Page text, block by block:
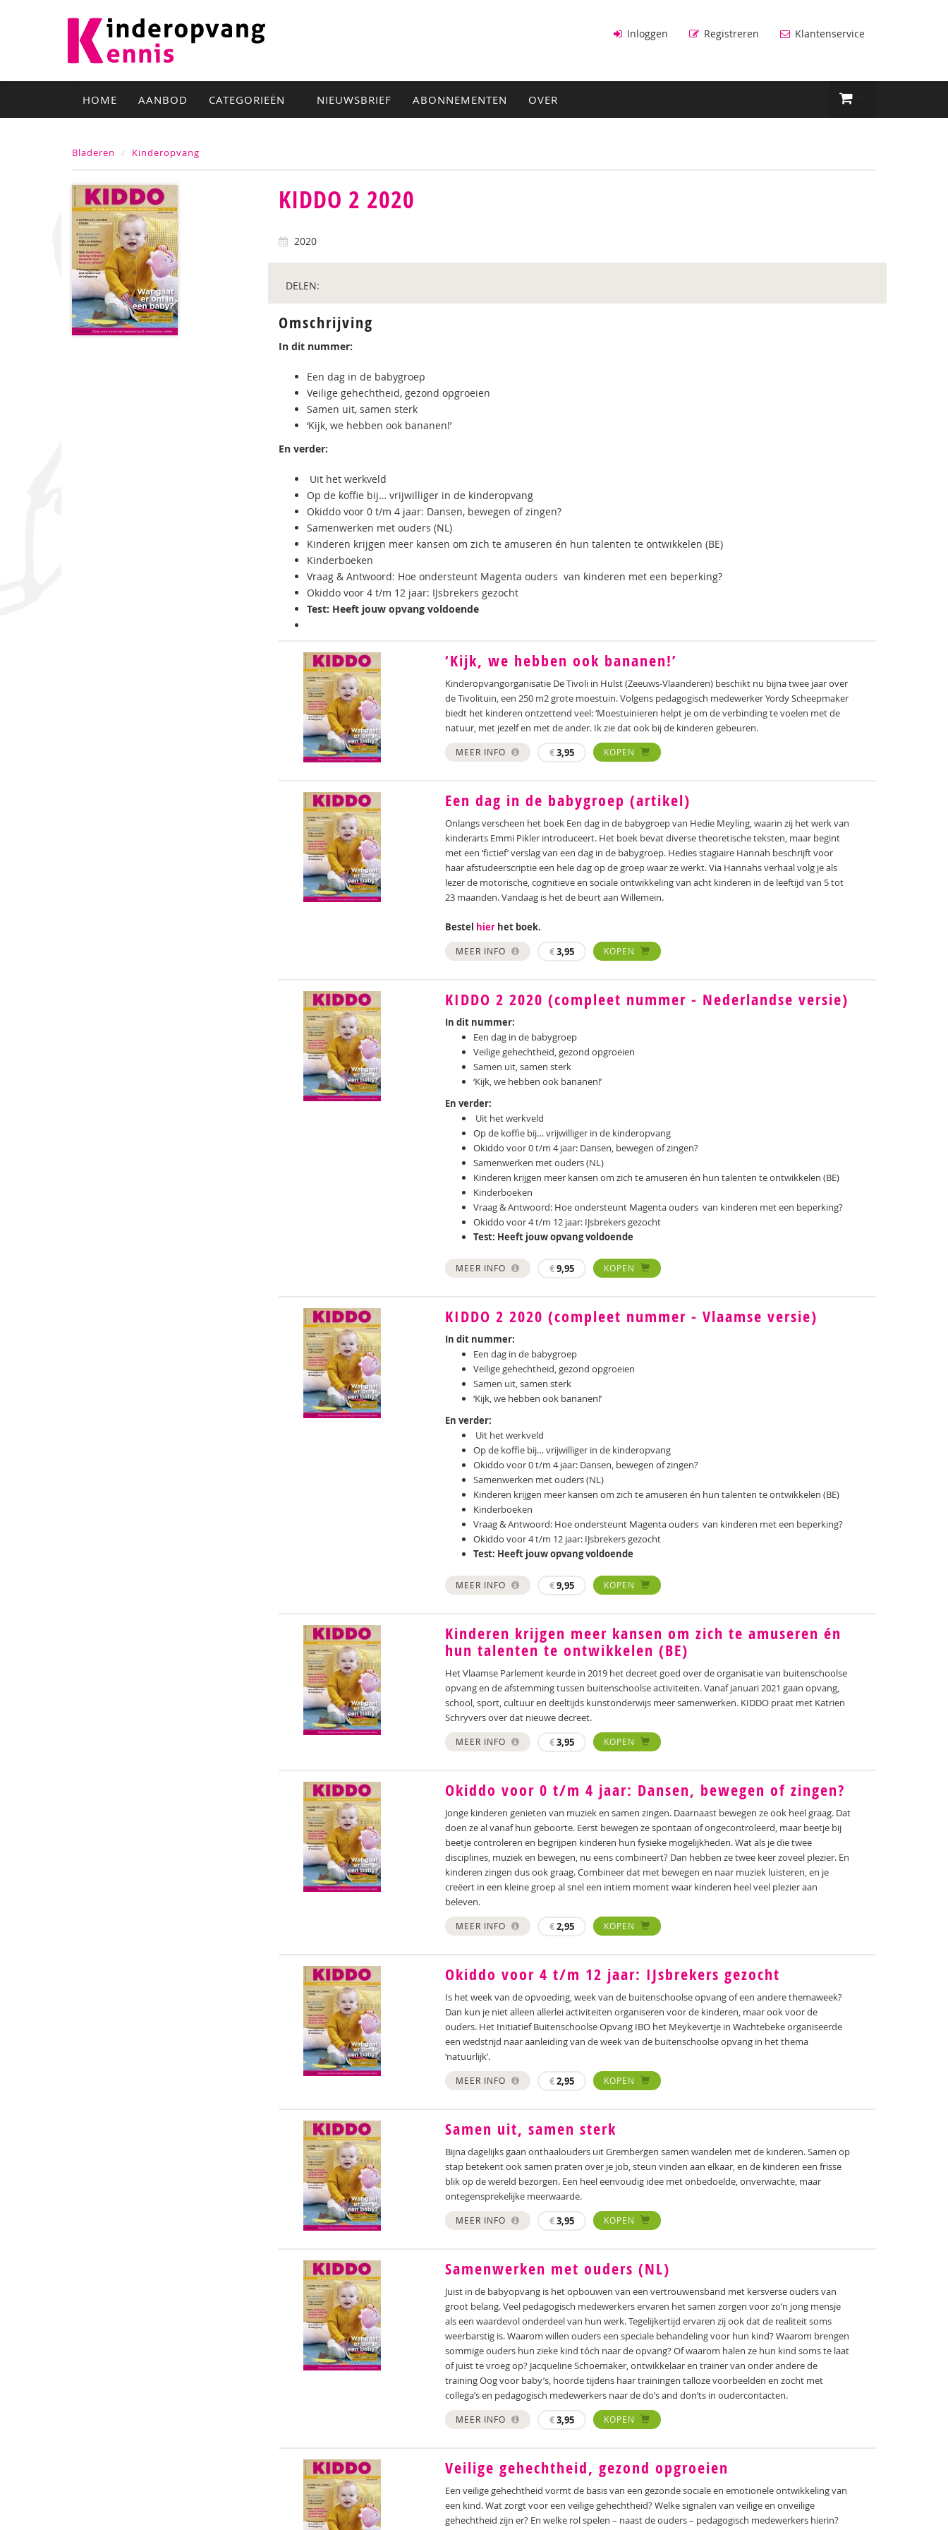
Inloggen Registreren Klantenservice
HOME AANBOD CATEGORIEËN NIEUWSBRIEF ABONNEMENTEN OVER
Bladeren Kinderopvang
KIDDO 2 2020
2020
DELEN:
Omschrijving
In dit nummer:
Een dag in de babygroep
Veilige gehechtheid, gezond opgroeien
Samen uit, samen sterk
‘Kijk, we hebben ook bananen!’
En verder:
Uit het werkveld
Op de koffie bij… vrijwilliger in de kinderopvang
Okiddo voor 0 t/m 4 jaar: Dansen, bewegen of zingen?
Samenwerken met ouders (NL)
Kinderen krijgen meer kansen om zich te amuseren én hun talenten te ontwikkelen (BE)
Kinderboeken
Vraag & Antwoord: Hoe ondersteunt Magenta ouders van kinderen met een beperking?
Okiddo voor 4 t/m 12 jaar: IJsbrekers gezocht
Test: Heeft jouw opvang voldoende
‘Kijk, we hebben ook bananen!’
Kinderopvangorganisatie De Tivoli in Hulst (Zeeuws-Vlaanderen) beschikt nu bijna twee jaar over
de Tivolituin, een 250 m2 grote moestuin. Volgens pedagogisch medewerker Yordy Scheepmaker
biedt het kinderen ontzettend veel: ‘Moestuinieren helpt je om de verbinding te voelen met de
natuur, met jezelf en met de ander. Ik zie dat ook bij de kinderen gebeuren.
MEER INFO €3,95 KOPEN
Een dag in de babygroep (artikel)
Onlangs verscheen het boek Een dag in de babygroep van Hedie Meyling, waarin zij het werk van
kinderarts Emmi Pikler introduceert. Het boek bevat diverse theoretische teksten, maar begint
met een ‘fictief’ verslag van een dag in de babygroep. Hedies stagiaire Hannah beschrijft voor
haar afstudeerscriptie een hele dag op de groep waar ze werkt. Via Hannahs verhaal volg je als
lezer de motorische, cognitieve en sociale ontwikkeling van acht kinderen in de leeftijd van 5 tot
23 maanden. Vandaag is het de beurt aan Willemein.
Bestel hier het boek.
MEER INFO €3,95 KOPEN
KIDDO 2 2020 (compleet nummer - Nederlandse versie)
In dit nummer:
Een dag in de babygroep
Veilige gehechtheid, gezond opgroeien
Samen uit, samen sterk
‘Kijk, we hebben ook bananen!’
En verder:
Uit het werkveld
Op de koffie bij… vrijwilliger in de kinderopvang
Okiddo voor 0 t/m 4 jaar: Dansen, bewegen of zingen?
Samenwerken met ouders (NL)
Kinderen krijgen meer kansen om zich te amuseren én hun talenten te ontwikkelen (BE)
Kinderboeken
Vraag & Antwoord: Hoe ondersteunt Magenta ouders van kinderen met een beperking?
Okiddo voor 4 t/m 12 jaar: IJsbrekers gezocht
Test: Heeft jouw opvang voldoende
MEER INFO €9,95 KOPEN
KIDDO 2 2020 (compleet nummer - Vlaamse versie)
In dit nummer:
Een dag in de babygroep
Veilige gehechtheid, gezond opgroeien
Samen uit, samen sterk
‘Kijk, we hebben ook bananen!’
En verder:
Uit het werkveld
Op de koffie bij… vrijwilliger in de kinderopvang
Okiddo voor 0 t/m 4 jaar: Dansen, bewegen of zingen?
Samenwerken met ouders (NL)
Kinderen krijgen meer kansen om zich te amuseren én hun talenten te ontwikkelen (BE)
Kinderboeken
Vraag & Antwoord: Hoe ondersteunt Magenta ouders van kinderen met een beperking?
Okiddo voor 4 t/m 12 jaar: IJsbrekers gezocht
Test: Heeft jouw opvang voldoende
MEER INFO €9,95 KOPEN
Kinderen krijgen meer kansen om zich te amuseren én
hun talenten te ontwikkelen (BE)
Het Vlaamse Parlement keurde in 2019 het decreet goed over de organisatie van buitenschoolse
opvang en de afstemming tussen buitenschoolse activiteiten. Vanaf januari 2021 gaan opvang,
school, sport, cultuur en deeltijds kunstonderwijs meer samenwerken. KIDDO praat met Katrien
Schryvers over dat nieuwe decreet.
MEER INFO €3,95 KOPEN
Okiddo voor 0 t/m 4 jaar: Dansen, bewegen of zingen?
Jonge kinderen genieten van muziek en samen zingen. Daarnaast bewegen ze ook heel graag. Dat
doen ze al vanaf hun geboorte. Eerst bewegen ze spontaan of ongecontroleerd, maar beetje bij
beetje controleren en begrijpen kinderen hun fysieke mogelijkheden. Wat als je die twee
disciplines, muziek en bewegen, nu eens combineert? Dan hebben ze twee keer zoveel plezier. En
kinderen zingen dus ook graag. Combineer dat met bewegen en naar muziek luisteren, en je
creëert in een kleine groep al snel een intiem moment waar kinderen heel veel plezier aan
beleven.
MEER INFO €2,95 KOPEN
Okiddo voor 4 t/m 12 jaar: IJsbrekers gezocht
Is het week van de opvoeding, week van de buitenschoolse opvang of een andere themaweek?
Dan kun je niet alleen allerlei activiteiten organiseren voor de kinderen, maar ook voor de
ouders. Het Initiatief Buitenschoolse Opvang IBO het Meykevertje in Wachtebeke organiseerde
een wedstrijd naar aanleiding van de week van de buitenschoolse opvang in het thema
‘natuurlijk’.
MEER INFO €2,95 KOPEN
Samen uit, samen sterk
Bijna dagelijks gaan onthaalouders uit Grembergen samen wandelen met de kinderen. Samen op
stap betekent ook samen praten over je job, steun vinden aan elkaar, en de kinderen een frisse
blik op de wereld bezorgen. Een heel eenvoudig idee met onbedoelde, onverwachte, maar
ontegensprekelijke meerwaarde.
MEER INFO €3,95 KOPEN
Samenwerken met ouders (NL)
Juist in de babyopvang is het opbouwen van een vertrouwensband met kersverse ouders van
groot belang. Veel pedagogisch medewerkers ervaren het samen zorgen voor zo’n jong mensje
als een waardevol onderdeel van hun werk. Tegelijkertijd ervaren zij ook dat de realiteit soms
weerbarstig is. Waarom willen ouders een speciale behandeling voor hun kind? Waarom brengen
sommige ouders hun zieke kind tóch naar de opvang? Of waarom halen ze hun kind soms te laat
of juist te vroeg op? Jacqueline Schoemaker, ontwikkelaar en trainer van onder andere de
training Oog voor baby’s, hoorde tijdens haar trainingen talloze voorbeelden en zocht met
collega’s en pedagogisch medewerkers naar de do’s and don’ts in oudercontacten.
MEER INFO €3,95 KOPEN
Veilige gehechtheid, gezond opgroeien
Een veilige gehechtheid vormt de basis van een gezonde sociale en emotionele ontwikkeling van
een kind. Wat zorgt voor een veilige gehechtheid? Welke signalen van veilige en onveilige
gehechtheid zijn er? En welke rol spelen – naast de ouders – pedagogisch medewerkers hierin?